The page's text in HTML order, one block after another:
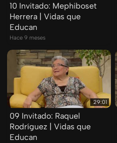
10 Invitado: Mephiboset
Herrera | Vidas que
Educan
Hace 9 meses
29:01
09 Invitado: Raquel
Rodríguez | Vidas que
Educan